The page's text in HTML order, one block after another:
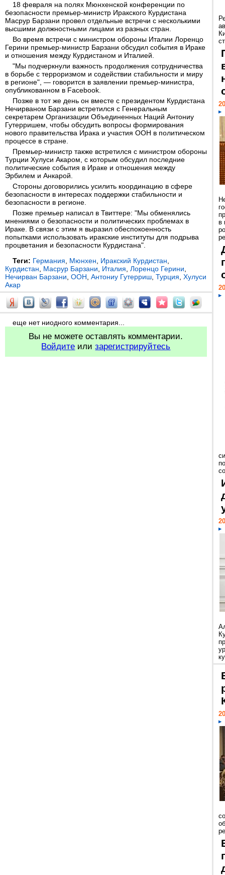
18 февраля на полях Мюнхенской конференции по
безопасности премьер-министр Иракского Курдистана
Масрур Барзани провел отдельные встречи с несколькими
высшими должностными лицами из разных стран.
Во время встречи с министром обороны Италии Лоренцо
Герини премьер-министр Барзани обсудил события в Ираке
и отношения между Курдистаном и Италией.
"Мы подчеркнули важность продолжения сотрудничества
в борьбе с терроризмом и содействии стабильности и миру
в регионе", — говорится в заявлении премьер-министра,
опубликованном в Facebook.
Позже в тот же день он вместе с президентом Курдистана
Нечирваном Барзани встретился с Генеральным
секретарем Организации Объединенных Наций Антониу
Гутерришем, чтобы обсудить вопросы формирования
нового правительства Ирака и участия ООН в политическом
процессе в стране.
Премьер-министр также встретился с министром обороны
Турции Хулуси Акаром, с которым обсудил последние
политические события в Ираке и отношения между
Эрбилем и Анкарой.
Стороны договорились усилить координацию в сфере
безопасности в интересах поддержки стабильности и
безопасности в регионе.
Позже премьер написал в Твиттере: "Мы обменялись
мнениями о безопасности и политических проблемах в
Ираке. В связи с этим я выразил обеспокоенность
попытками использовать иракские институты для подрыва
процветания и безопасности Курдистана".
Теги: Германия Мюнхен Иракский Курдистан
Курдистан
Масрур Барзани Италия Лоренцо Герини
Нечирван Барзани ООН Антониу Гутерриш Турция Хулуси
Акар
еще нет ниодного комментария...
Вы не можете оставлять комментарии.
Войдите илизарегистрируйтесь
в